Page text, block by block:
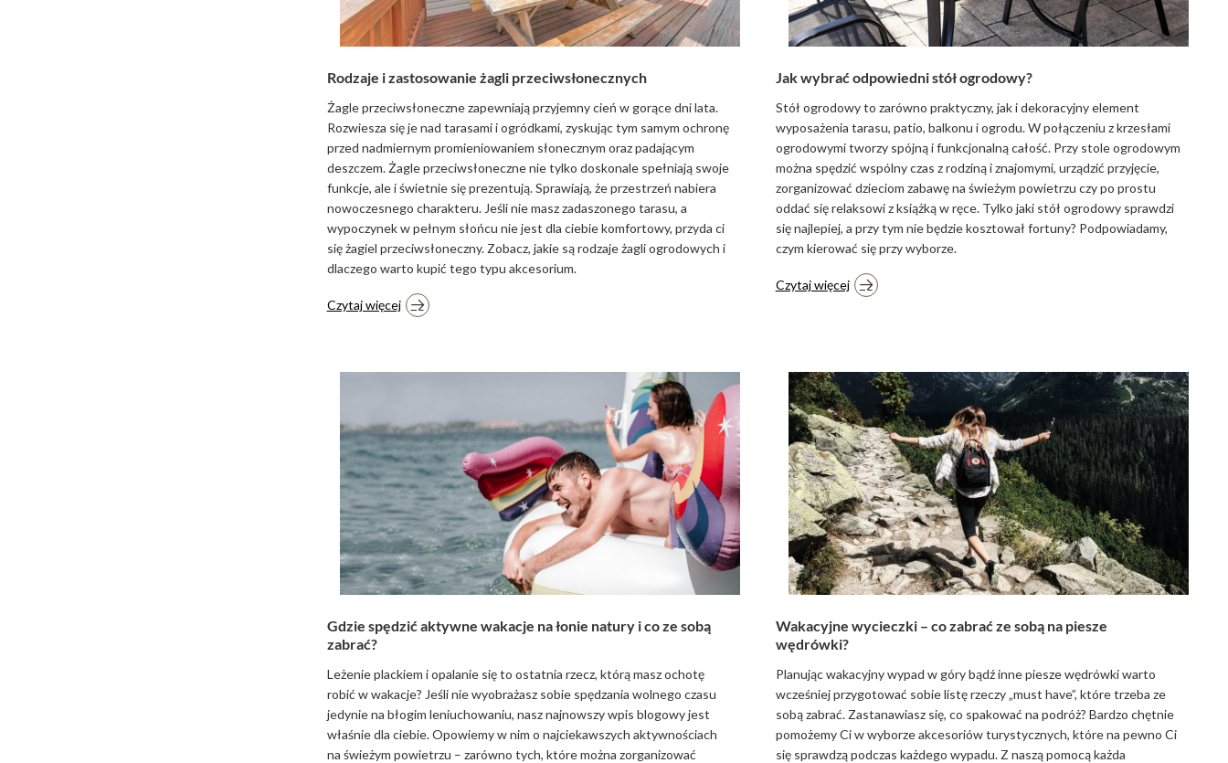
Rodzaje i zastosowanie żagli przeciwsłonecznych
Żagle przeciwsłoneczne zapewniają przyjemny cień w gorące dni lata.
Rozwiesza się je nad tarasami i ogródkami, zyskując tym samym ochronę
przed nadmiernym promieniowaniem słonecznym oraz padającym
deszczem. Żagle przeciwsłoneczne nie tylko doskonale spełniają swoje
funkcje, ale i świetnie się prezentują. Sprawiają, że przestrzeń nabiera
nowoczesnego charakteru. Jeśli nie masz zadaszonego tarasu, a
wypoczynek w pełnym słońcu nie jest dla ciebie komfortowy, przyda ci
się żagiel przeciwsłoneczny. Zobacz, jakie są rodzaje żagli ogrodowych i
dlaczego warto kupić tego typu akcesorium.
Czytaj więcej
Jak wybrać odpowiedni stół ogrodowy?
Stół ogrodowy to zarówno praktyczny, jak i dekoracyjny element
wyposażenia tarasu, patio, balkonu i ogrodu. W połączeniu z krzesłami
ogrodowymi tworzy spójną i funkcjonalną całość. Przy stole ogrodowym
można spędzić wspólny czas z rodziną i znajomymi, urządzić przyjęcie,
zorganizować dzieciom zabawę na świeżym powietrzu czy po prostu
oddać się relaksowi z książką w ręce. Tylko jaki stół ogrodowy sprawdzi
się najlepiej, a przy tym nie będzie kosztował fortuny? Podpowiadamy,
czym kierować się przy wyborze.
Czytaj więcej
Gdzie spędzić aktywne wakacje na łonie natury i co ze sobą
zabrać?
Leżenie plackiem i opalanie się to ostatnia rzecz, którą masz ochotę
robić w wakacje? Jeśli nie wyobrażasz sobie spędzania wolnego czasu
jedynie na błogim leniuchowaniu, nasz najnowszy wpis blogowy jest
właśnie dla ciebie. Opowiemy w nim o najciekawszych aktywnościach
na świeżym powietrzu – zarówno tych, które można zorganizować
Wakacyjne wycieczki – co zabrać ze sobą na piesze
wędrówki?
Planując wakacyjny wypad w góry bądź inne piesze wędrówki warto
wcześniej przygotować sobie listę rzeczy „must have”, które trzeba ze
sobą zabrać. Zastanawiasz się, co spakować na podróż? Bardzo chętnie
pomożemy Ci w wyborze akcesoriów turystycznych, które na pewno Ci
się sprawdzą podczas każdego wypadu. Z naszą pomocą każda